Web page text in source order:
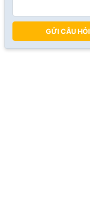
GỬI CÂU HỎI